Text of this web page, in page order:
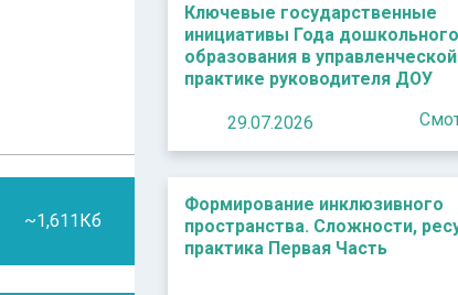
~1,611Кб
Ключевые государственные
инициативы Года дошкольного
образования в управленческой
практике руководителя ДОУ
29.07.2026
Формирование инклюзивного
пространства. Сложности,
практика Первая Часть